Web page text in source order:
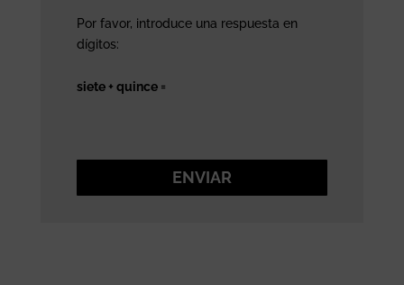
Por favor, introduce una respuesta en
dígitos:
siete + quince =
ENVIAR